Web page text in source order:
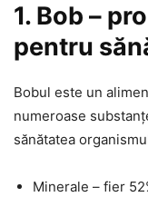
1. Bob –
pentru
Bobul este un
numeroase
sănătatea
Minerale – fier